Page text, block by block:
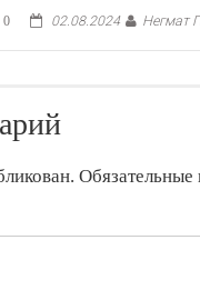
0 02.08.2024 Негмат